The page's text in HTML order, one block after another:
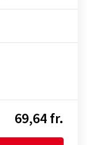
69,64 fr.